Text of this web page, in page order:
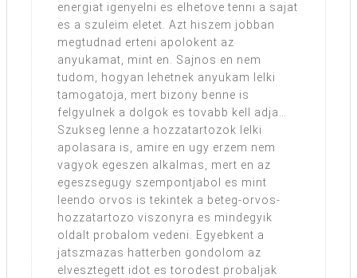
energiat igenyelni es elhetove tenni a sajat
es a szuleim eletet. Azt hiszem jobban
megtudnad erteni apolokent az
anyukamat, mint en. Sajnos en nem
tudom, hogyan lehetnek anyukam lelki
tamogatoja, mert bizony benne is
felgyulnek a dolgok es tovabb kell adja…
Szukseg lenne a hozzatartozok lelki
apolasara is, amire en ugy erzem nem
vagyok egeszen alkalmas, mert en az
egeszsegugy szempontjabol es mint
leendo orvos is tekintek a beteg-orvos-
hozzatartozo viszonyra es mindegyik
oldalt probalom vedeni. Egyebkent a
jatszmazas hatterben gondolom az
elvesztegett idot es torodest probaljak